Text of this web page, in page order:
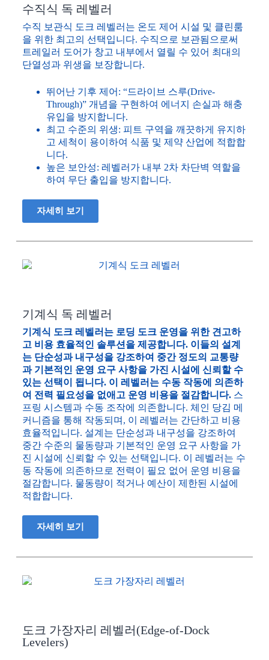
수직식 독 레벨러
수직 보관식 도크 레벨러는 온도 제어 시설 및 클린룸
을 위한 최고의 선택입니다. 수직으로 보관됨으로써
트레일러 도어가 창고 내부에서 열릴 수 있어 최대의
단열성과 위생을 보장합니다.
뛰어난 기후 제어: “드라이브 스루(Drive-
Through)” 개념을 구현하여 에너지 손실과 해충
유입을 방지합니다.
최고 수준의 위생: 피트 구역을 깨끗하게 유지하
고 세척이 용이하여 식품 및 제약 산업에 적합합
니다.
높은 보안성: 레벨러가 내부 2차 차단벽 역할을
하여 무단 출입을 방지합니다.
자세히 보기
기계식 독 레벨러
기계식 도크 레벨러는 로딩 도크 운영을 위한 견고하
고 비용 효율적인 솔루션을 제공합니다. 이들의 설계
는 단순성과 내구성을 강조하여 중간 정도의 교통량
과 기본적인 운영 요구 사항을 가진 시설에 신뢰할 수
있는 선택이 됩니다. 이 레벨러는 수동 작동에 의존하
여 전력 필요성을 없애고 운영 비용을 절감합니다.스
프링 시스템과 수동 조작에 의존합니다. 체인 당김 메
커니즘을 통해 작동되며, 이 레벨러는 간단하고 비용
효율적입니다. 설계는 단순성과 내구성을 강조하여
중간 수준의 물동량과 기본적인 운영 요구 사항을 가
진 시설에 신뢰할 수 있는 선택입니다. 이 레벨러는 수
동 작동에 의존하므로 전력이 필요 없어 운영 비용을
절감합니다. 물동량이 적거나 예산이 제한된 시설에
적합합니다.
자세히 보기
도크 가장자리 레벨러(Edge-of-Dock
Levelers)